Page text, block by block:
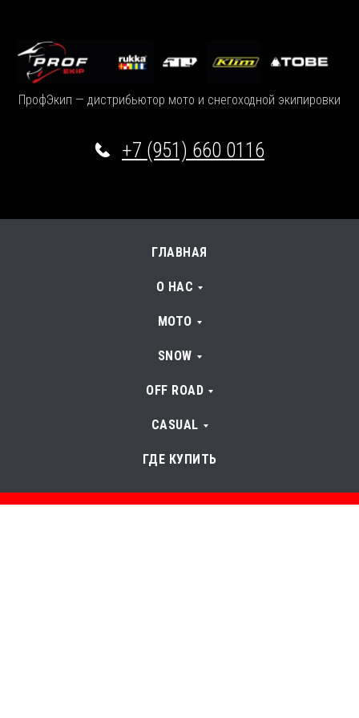
ПрофЭкип — дистрибьютор мото и снегоходной экипировки
+7 (951) 660 0116
ГЛАВНАЯ
О НАС
МОТО
SNOW
OFF ROAD
CASUAL
ГДЕ КУПИТЬ